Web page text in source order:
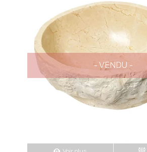
- VENDU -